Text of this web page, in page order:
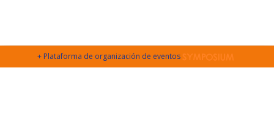
+ Plataforma de organización de eventos